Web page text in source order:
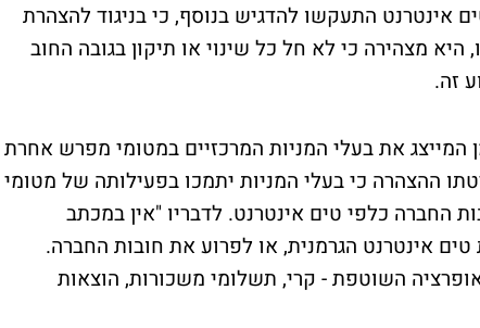
אינטרנט התעקשו להדגיש בנוסף, כי בניגוד להצהרת
מצהירה כי לא חל כל שינוי או תיקון בגובה החוב
זה.
המייצג את בעלי המניות המרכזיים במטומי מפרש אחרת
ההצהרה כי בעלי המניות יתמכו בפעילותה של מטומי
החברה כלפי טים אינטרנט. לדבריו "אין במכתב
אינטרנט הגרמנית, או לפרוע את חובות החברה.
השוטפת - קרי, תשלומי משכורות, הוצאות